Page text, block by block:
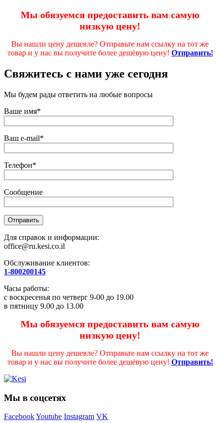
Мы обязуемся предоставить вам самую
низкую цену!
Вы нашли цену дешевле? Отправьте нам ссылку на тот же
товар и у нас вы получите более дешёвую цену! Отправить!
Свяжитесь с нами уже сегодня
Мы будем рады ответить на любые вопросы
Ваше имя*
Ваш e-mail*
Телефон*
Сообщение
Для справок и информации:
office@ru.kesi.co.il
Обслуживание клиентов:
1-800200145
Часы работы:
с воскресенья по четверг 9-00 до 19.00
в пятницу 9.00 до 13.00
Мы обязуемся предоставить вам самую
низкую цену!
Вы нашли цену дешевле? Отправьте нам ссылку на тот же
товар и у нас вы получите более дешёвую цену! Отправить!
Мы в соцсетях
FacebookYoutube Instagram VK